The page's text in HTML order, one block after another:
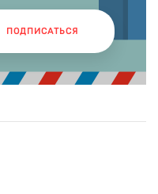
ПОДПИСАТЬСЯ